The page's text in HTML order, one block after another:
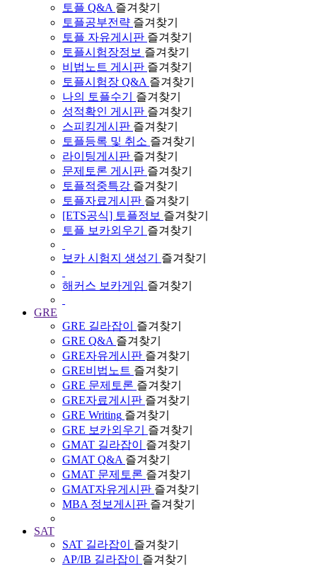
토플 Q&A 즐겨찾기
토플공부전략 즐겨찾기
토플 자유게시판 즐겨찾기
토플시험장정보 즐겨찾기
비법노트 게시판 즐겨찾기
토플시험장 Q&A 즐겨찾기
나의 토플수기
즐겨찾기
성적확인 게시판 즐겨찾기
스피킹게시판 즐겨찾기
토플등록 및 취소 즐겨찾기
라이팅게시판 즐겨찾기
문제토론 게시판 즐겨찾기
토플적중특강 즐겨찾기
토플자료게시판 즐겨찾기
[ETS공식] 토플정보 즐겨찾기
토플 보카외우기
즐겨찾기
보카 시험지 생성기 즐겨찾기
해커스 보카게임 즐겨찾기
GRE
GRE 길라잡이
즐겨찾기
GRE Q&A 즐겨찾기
GRE자유게시판 즐겨찾기
GRE비법노트 즐겨찾기
GRE 문제토론 즐겨찾기
GRE자료게시판 즐겨찾기
GRE Writing 즐겨찾기
GRE 보카외우기
즐겨찾기
GMAT 길라잡이
즐겨찾기
GMAT Q&A 즐겨찾기
GMAT 문제토론 즐겨찾기
GMAT자유게시판 즐겨찾기
MBA 정보게시판 즐겨찾기
SAT
SAT 길라잡이
즐겨찾기
AP/IB 길라잡이
즐겨찾기